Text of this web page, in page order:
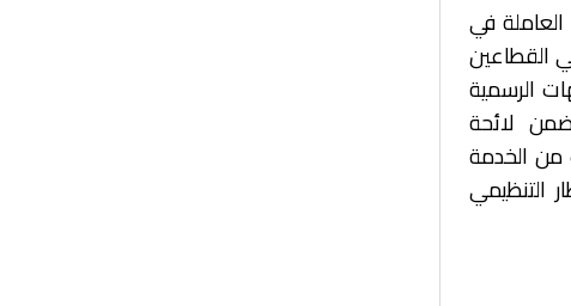
في
القطاعين
الرسمية
ضمن لائحة
من الخدمة
التنظيمي